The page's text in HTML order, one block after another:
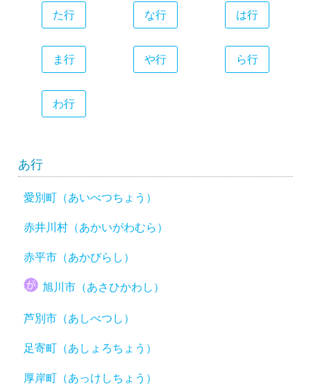
た行 な行 は行
ま行 や行 ら行
わ行
あ行
愛別町（あいべつちょう）
赤井川村（あかいがわむら）
赤平市（あかびらし）
旭川市（あさひかわし）
芦別市（あしべつし）
足寄町（あしょろちょう）
厚岸町（あっけしちょう）